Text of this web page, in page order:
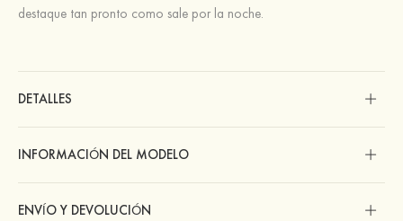
destaque tan pronto como sale por la noche.
DETALLES
INFORMACIÓN DEL MODELO
ENVÍO Y DEVOLUCIÓN